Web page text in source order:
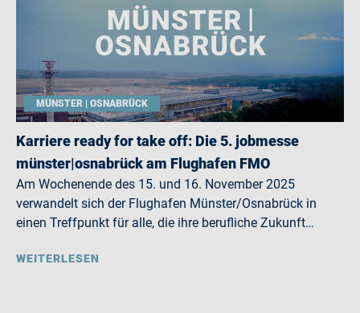
MÜNSTER | OSNABRÜCK
Karriere ready for take off: Die 5. jobmesse
münster|osnabrück am Flughafen FMO
Am Wochenende des 15. und 16. November 2025
verwandelt sich der Flughafen Münster/Osnabrück in
einen Treffpunkt für alle, die ihre berufliche Zukunft…
WEITERLESEN